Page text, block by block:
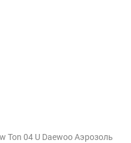
Ton 04 U Daewoo Аэрозоль